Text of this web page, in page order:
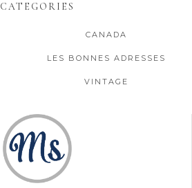
CATEGORIES
CANADA
LES BONNES ADRESSES
VINTAGE